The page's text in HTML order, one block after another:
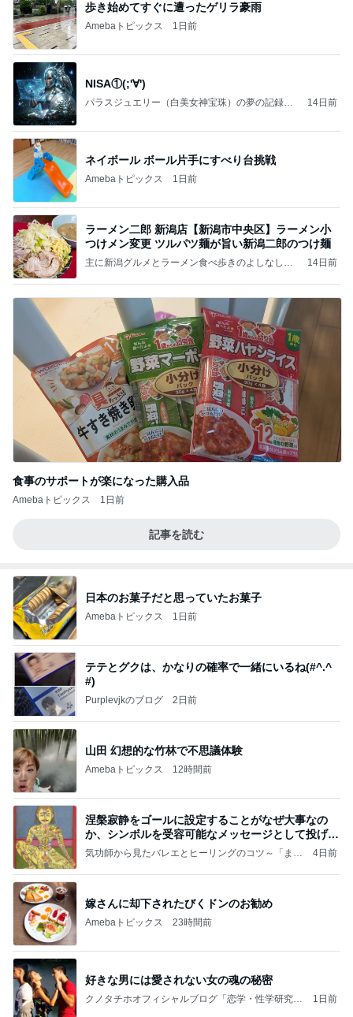
歩き始めてすぐに遭ったゲリラ豪雨
Amebaトピックス 1日前
NISA①(;'∀')
パラスジュエリー（白美女神宝珠）の夢の記録
14日前
ネイボール ボール片手にすべり台挑戦
Amebaトピックス 1日前
ラーメン二郎 新潟店【新潟市中央区】ラーメン小
つけメン変更 ツルパツ麺が旨い新潟二郎のつけ麺
主に新潟グルメとラーメン食べ歩きのよしなしご
14日前
食事のサポートが楽になった購入品
Amebaトピックス 1日前
記事を読む
日本のお菓子だと思っていたお菓子
Amebaトピックス 1日前
テテとグクは、かなりの確率で一緒にいるね(#^.^
#)
Purplevjkのブログ 2日前
山田 幻想的な竹林で不思議体験
Amebaトピックス 12時間前
涅槃寂静をゴールに設定することがなぜ大事なの
か、シンボルを受容可能なメッセージとして投げる
ことが
気功師から見たバレエとヒーリングのコツ～「まと
4日前
嫁さんに却下されたびくドンのお勧め
Amebaトピックス 23時間前
好きな男には愛されない女の魂の秘密
クノタチホオフィシャルブログ「恋学・性学研究
1日前